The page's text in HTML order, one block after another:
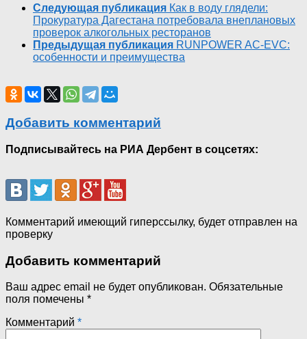
Следующая публикация Как в воду глядели:
Прокуратура Дагестана потребовала внеплановых
проверок алкогольных ресторанов
Предыдущая публикация RUNPOWER AC-EVC:
особенности и преимущества
Добавить комментарий
Подписывайтесь на РИА Дербент в соцсетях:
Комментарий имеющий гиперссылку, будет отправлен на
проверку
Добавить комментарий
Ваш адрес email не будет опубликован. Обязательные
поля помечены *
Комментарий *